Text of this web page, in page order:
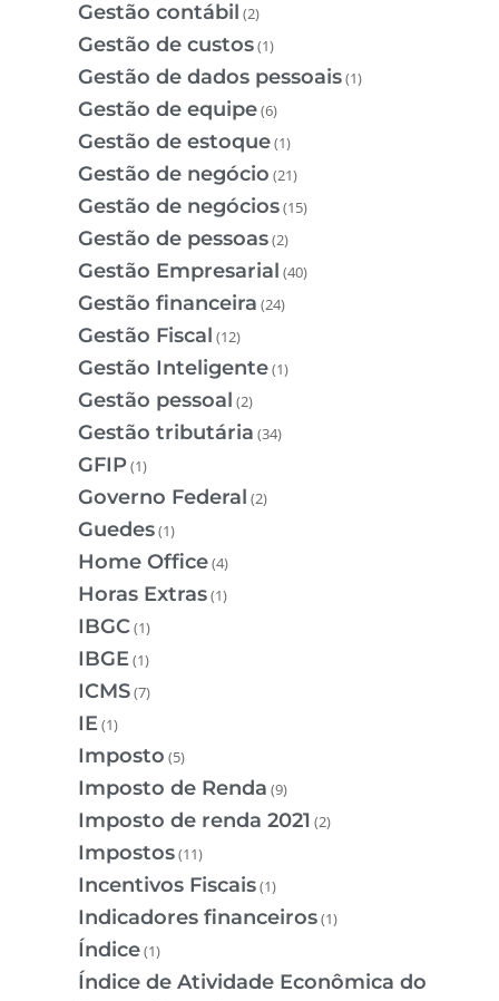
Gestão contábil (2)
Gestão de custos(1)
Gestão de dados pessoais(1)
Gestão de equipe(6)
Gestão de estoque(1)
Gestão de negócio (21)
Gestão de negócios(15)
Gestão de pessoas(2)
Gestão Empresarial (40)
Gestão financeira (24)
Gestão Fiscal (12)
Gestão Inteligente(1)
Gestão pessoal (2)
Gestão tributária (34)
GFIP(1)
Governo Federal (2)
Guedes(1)
Home Office(4)
Horas Extras(1)
IBGC(1)
IBGE(1)
ICMS(7)
IE(1)
Imposto (5)
Imposto de Renda (9)
Imposto de renda 2021 (2)
Impostos(11)
Incentivos Fiscais(1)
Indicadores financeiros(1)
Índice(1)
Índice de Atividade Econômica do